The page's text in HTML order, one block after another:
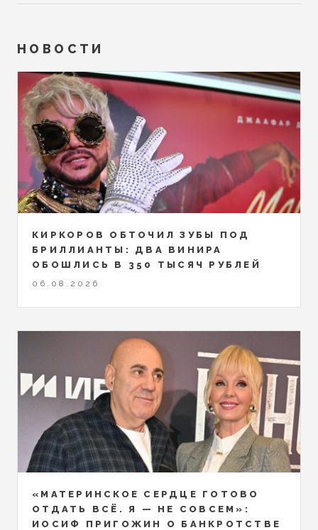
НОВОСТИ
КИРКОРОВ ОБТОЧИЛ ЗУБЫ ПОД
БРИЛЛИАНТЫ: ДВА ВИНИРА
ОБОШЛИСЬ В 350 ТЫСЯЧ РУБЛЕЙ
06.08.2026
«МАТЕРИНСКОЕ СЕРДЦЕ ГОТОВО
ОТДАТЬ ВСЁ. Я — НЕ СОВСЕМ»:
ИОСИФ ПРИГОЖИН О БАНКРОТСТВЕ